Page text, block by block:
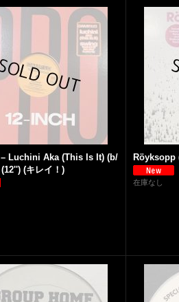
Luchini Aka (This Is It) (b/
(キレイ！)
Röyksopp
在庫なし